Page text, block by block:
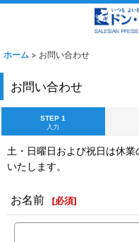
ホーム > お問い合わせ
お問い合わせ
STEP 1
入力
土・日曜日および祝日は休
いたします。
お名前 [必須]